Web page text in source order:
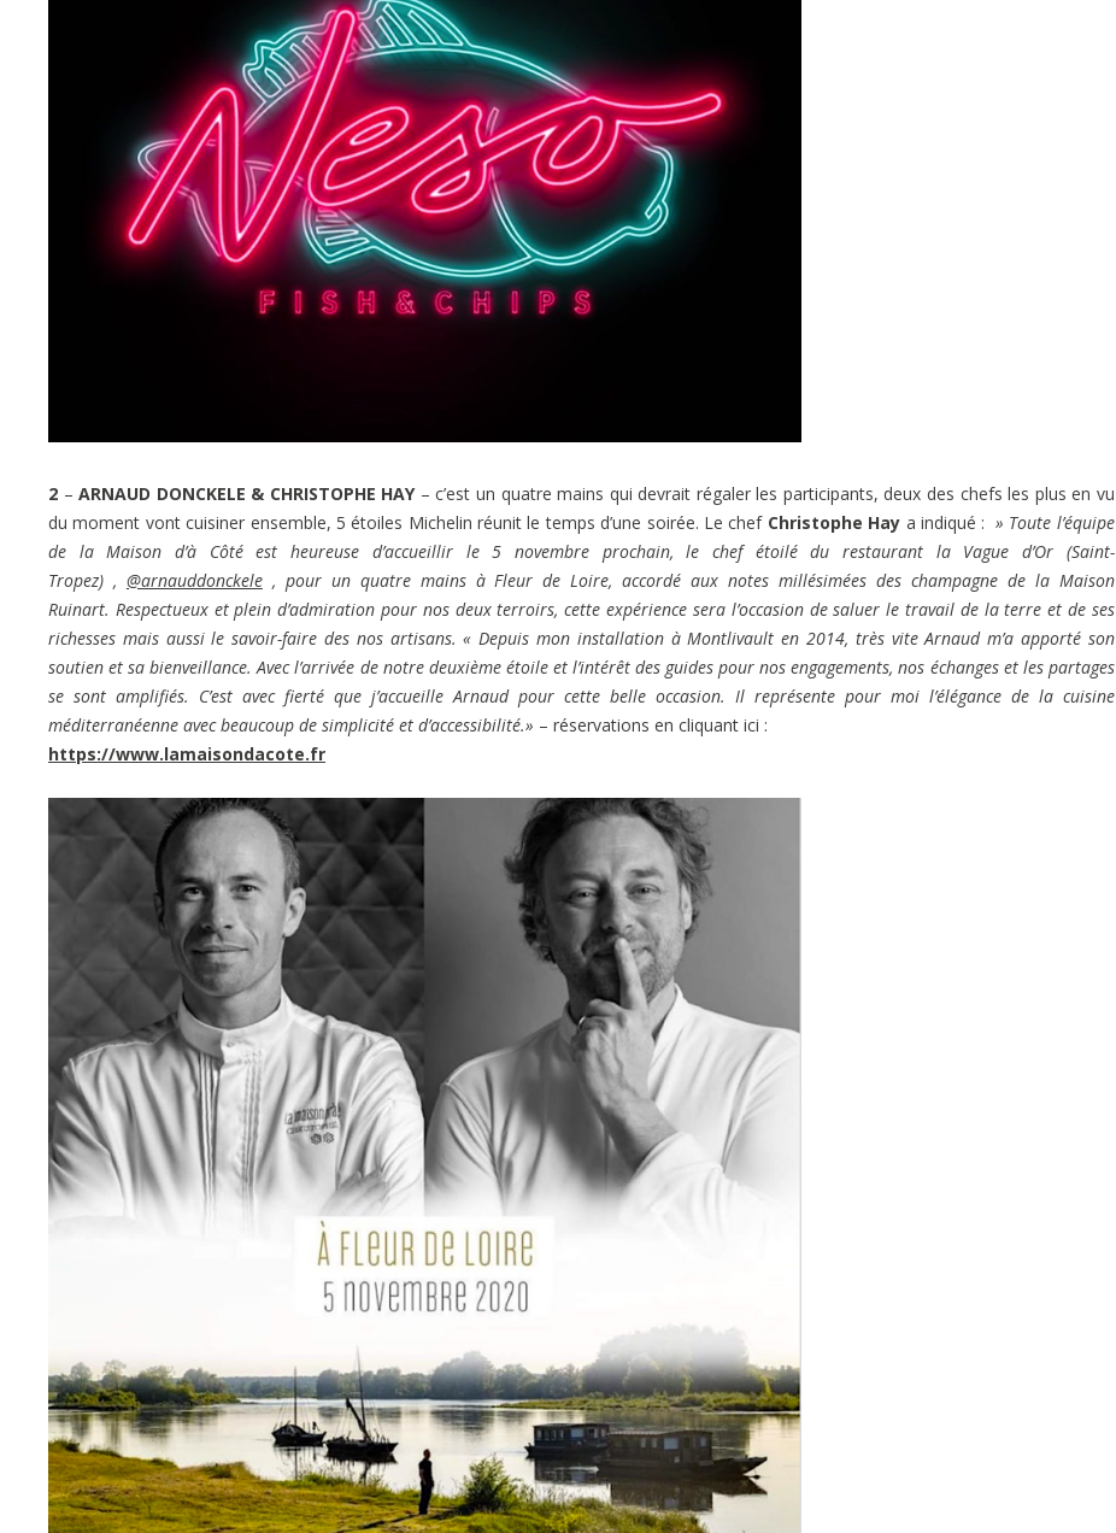
2 –ARNAUD DONCKELE & CHRISTOPHE HAY– c’est un quatre mains qui devrait régaler les participants, deux des chefs les plus en vu
du moment vont cuisiner ensemble, 5 étoiles Michelin réunit le temps d’une soirée. Le chef Christophe Hay a indiqué : » Toute l’équipe
de la Maison d’à Côté est heureuse d’accueillir le 5 novembre prochain, le chef étoilé du restaurant la Vague d’Or (Saint-
Tropez) , @arnauddonckele, pour un quatre mains à Fleur de Loire, accordé aux notes millésimées des champagne de la Maison
Ruinart. Respectueux et plein d’admiration pour nos deux terroirs, cette expérience sera l’occasion de saluer le travail de la terre et de ses
richesses mais aussi le savoir-faire des nos artisans. « Depuis mon installation à Montlivault en 2014, très vite Arnaud m’a apporté son
soutien et sa bienveillance. Avec l’arrivée de notre deuxième étoile et l’intérêt des guides pour nos engagements, nos échanges et les partages
se sont amplifiés. C’est avec fierté que j’accueille Arnaud pour cette belle occasion. Il représente pour moi l’élégance de la cuisine
méditerranéenne avec beaucoup de simplicité et d’accessibilité.» – réservations en cliquant ici :
https://www.lamaisondacote.fr